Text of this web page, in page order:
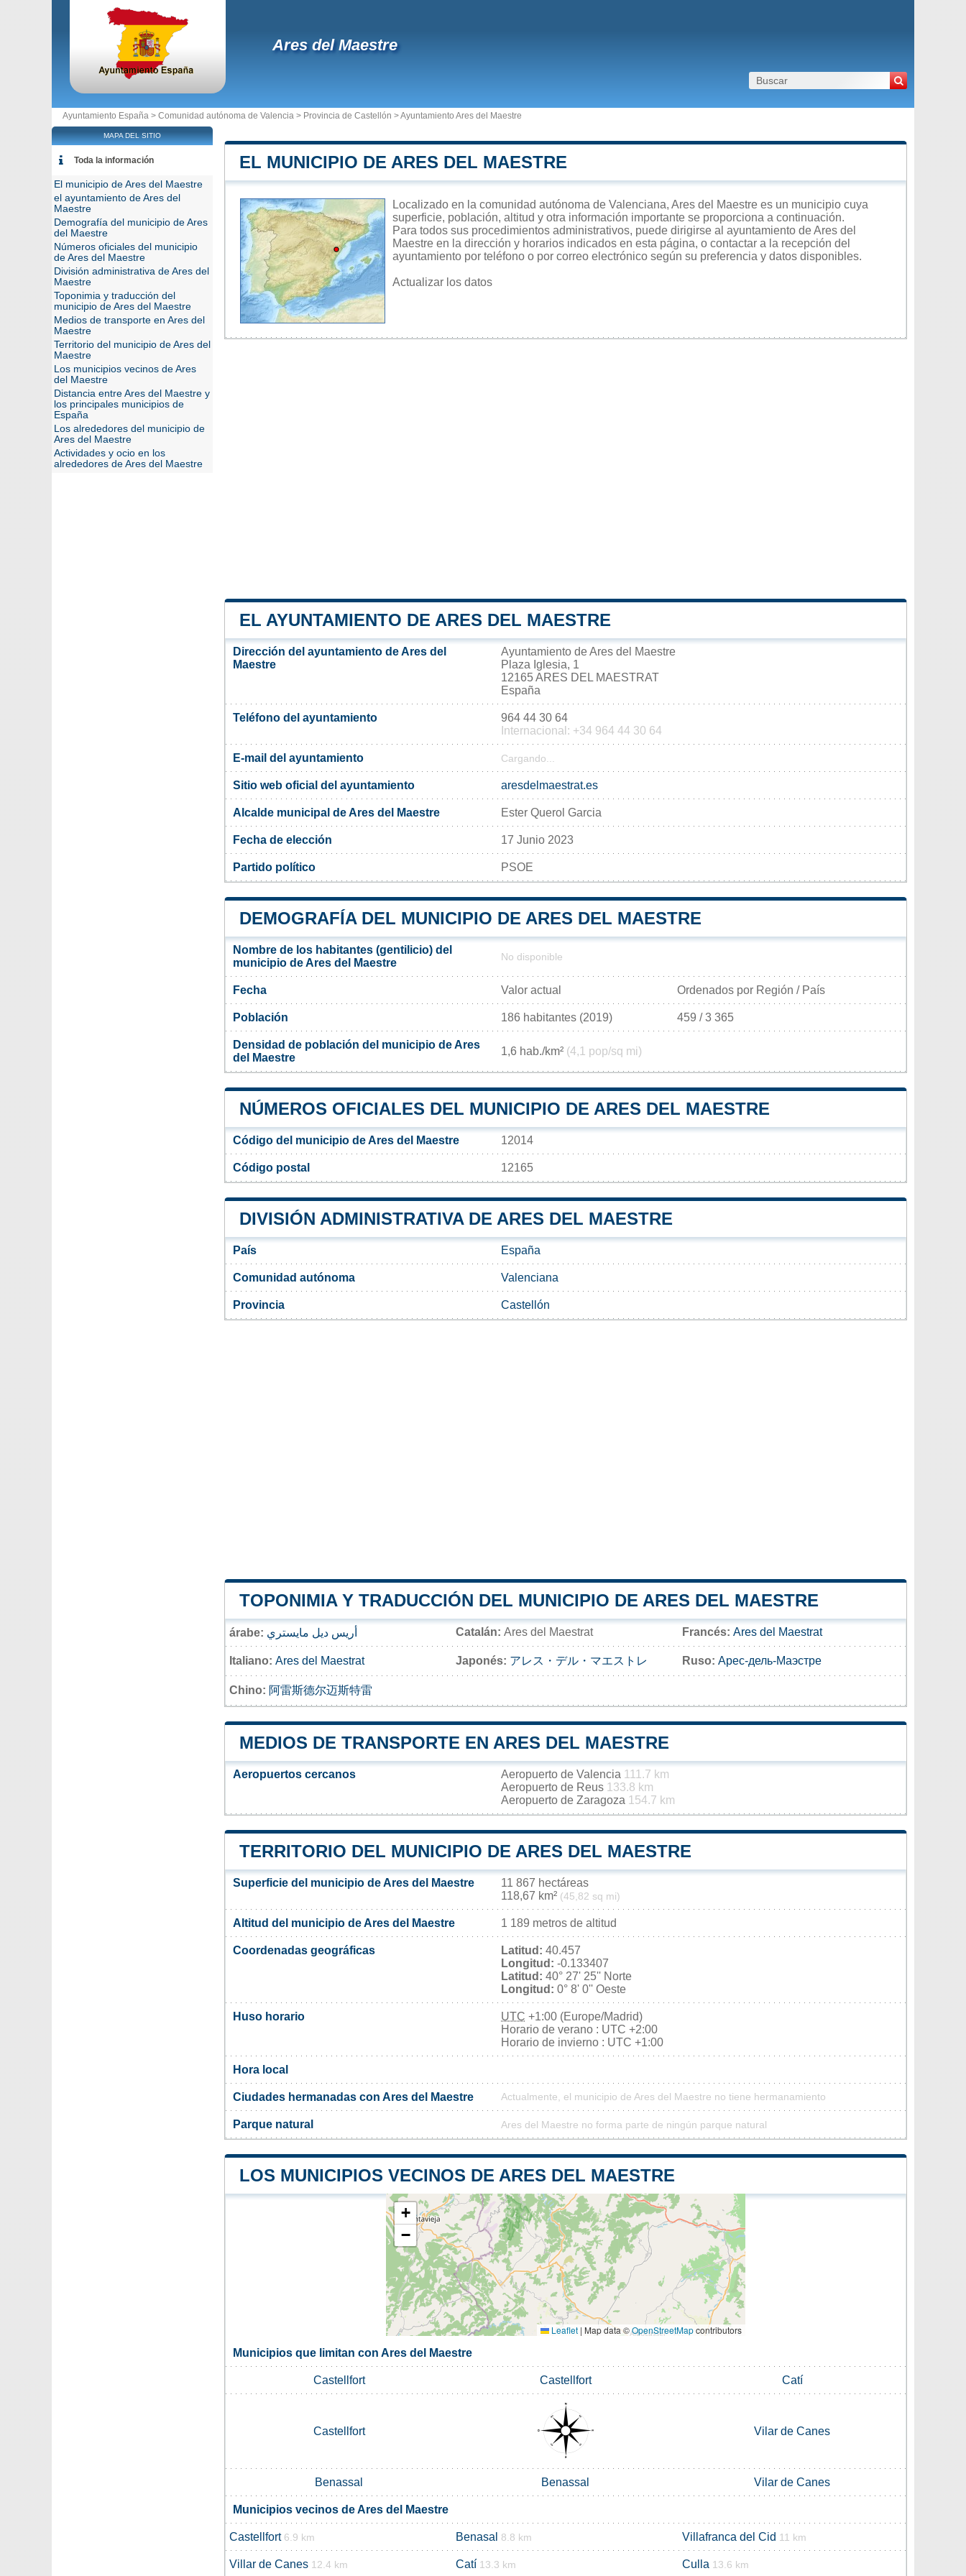
Ares del Maestre
Ayuntamiento España > Comunidad autónoma de Valencia > Provincia de Castellón >Ayuntamiento Ares del Maestre
EL MUNICIPIO DE ARES DEL MAESTRE
Localizado en la comunidad autónoma de Valenciana, Ares del Maestre es un municipio cuya
superficie, población, altitud y otra información importante se proporciona a continuación.
Para todos sus procedimientos administrativos, puede dirigirse al ayuntamiento de Ares del
Maestre en la dirección y horarios indicados en esta página, o contactar a la recepción del
ayuntamiento por teléfono o por correo electrónico según su preferencia y datos disponibles.
Actualizar los datos
EL AYUNTAMIENTO DE ARES DEL MAESTRE
Dirección del ayuntamiento de Ares del
Maestre
Ayuntamiento de Ares del Maestre
Plaza Iglesia, 1
12165 ARES DEL MAESTRAT
España
Teléfono del ayuntamiento
964 44 30 64
Internacional: +34 964 44 30 64
E-mail del ayuntamiento Cargando...
Sitio web oficial del ayuntamiento aresdelmaestrat.es
Alcalde municipal de Ares del Maestre Ester Querol Garcia
Fecha de elección 17 Junio 2023
Partido político PSOE
DEMOGRAFÍA DEL MUNICIPIO DE ARES DEL MAESTRE
Nombre de los habitantes (gentilicio) del
municipio de Ares del Maestre
No disponible
Fecha Valor actual Ordenados por Región / País
Población 186 habitantes (2019) 459 / 3 365
Densidad de población del municipio de Ares
del Maestre
1,6 hab./km² (4,1 pop/sq mi)
NÚMEROS OFICIALES DEL MUNICIPIO DE ARES DEL MAESTRE
Código del municipio de Ares del Maestre 12014
Código postal 12165
DIVISIÓN ADMINISTRATIVA DE ARES DEL MAESTRE
País España
Comunidad autónoma Valenciana
Provincia Castellón
TOPONIMIA Y TRADUCCIÓN DEL MUNICIPIO DE ARES DEL MAESTRE
árabe: أريس ديل مايستري Catalán: Ares del Maestrat Francés: Ares del Maestrat
Italiano: Ares del Maestrat Japonés: アレス・デル・マエストレ Ruso: Арес-дель-Маэстре
Chino: 阿雷斯德尔迈斯特雷
MEDIOS DE TRANSPORTE EN ARES DEL MAESTRE
Aeropuertos cercanos Aeropuerto de Valencia 111.7 km
Aeropuerto de Reus 133.8 km
Aeropuerto de Zaragoza 154.7 km
TERRITORIO DEL MUNICIPIO DE ARES DEL MAESTRE
Superficie del municipio de Ares del Maestre
11 867 hectáreas
118,67 km² (45,82 sq mi)
Altitud del municipio de Ares del Maestre 1 189 metros de altitud
Coordenadas geográficas Latitud: 40.457
Longitud: -0.133407
Latitud: 40° 27' 25'' Norte
Longitud: 0° 8' 0'' Oeste
Huso horario UTC +1:00 (Europe/Madrid)
Horario de verano : UTC +2:00
Horario de invierno : UTC +1:00
Hora local
Ciudades hermanadas con Ares del Maestre Actualmente, el municipio de Ares del Maestre no tiene hermanamiento
Parque natural Ares del Maestre no forma parte de ningún parque natural
LOS MUNICIPIOS VECINOS DE ARES DEL MAESTRE
+
−
Leaflet | Map data ©OpenStreetMapcontributors
Municipios que limitan con Ares del Maestre
Castellfort Castellfort Catí
Castellfort Vilar de Canes
Benassal Benassal Vilar de Canes
Municipios vecinos de Ares del Maestre
Castellfort 6.9 km Benasal 8.8 km Villafranca del Cid 11 km
Villar de Canes 12.4 km Catí 13.3 km Culla 13.6 km
MAPA DEL SITIO
Toda la información
El municipio de Ares del Maestre
el ayuntamiento de Ares del
Maestre
Demografía del municipio de Ares
del Maestre
Números oficiales del municipio
de Ares del Maestre
División administrativa de Ares del
Maestre
Toponimia y traducción del
municipio de Ares del Maestre
Medios de transporte en Ares del
Maestre
Territorio del municipio de Ares del
Maestre
Los municipios vecinos de Ares
del Maestre
Distancia entre Ares del Maestre y
los principales municipios de
España
Los alrededores del municipio de
Ares del Maestre
Actividades y ocio en los
alrededores de Ares del Maestre